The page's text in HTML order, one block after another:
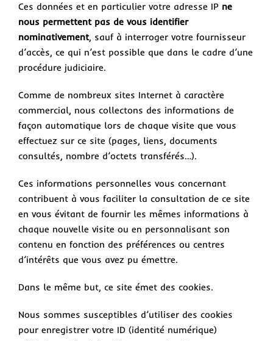
Ces données et en particulier votre adresse IP ne
nous permettent pas de vous identifier
nominativement, sauf à interroger votre fournisseur
d’accès, ce qui n’est possible que dans le cadre d’une
procédure judiciaire.
Comme de nombreux sites Internet à caractère
commercial, nous collectons des informations de
façon automatique lors de chaque visite que vous
effectuez sur ce site (pages, liens, documents
consultés, nombre d’octets transférés…).
Ces informations personnelles vous concernant
contribuent à vous faciliter la consultation de ce site
en vous évitant de fournir les mêmes informations à
chaque nouvelle visite ou en personnalisant son
contenu en fonction des préférences ou centres
d’intérêts que vous avez pu émettre.
Dans le même but, ce site émet des cookies.
Nous sommes susceptibles d’utiliser des cookies
pour enregistrer votre ID (identité numérique)